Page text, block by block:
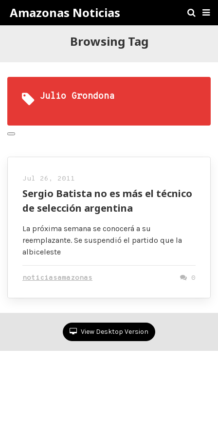
Amazonas Noticias
Browsing Tag
Julio Grondona
Jul 26, 2011
Sergio Batista no es más el técnico
de selección argentina
La próxima semana se conocerá a su
reemplazante. Se suspendió el partido que la
albiceleste
noticiasamazonas 0
View Desktop Version